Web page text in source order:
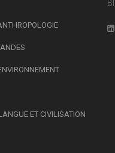
ET CIVILISATION